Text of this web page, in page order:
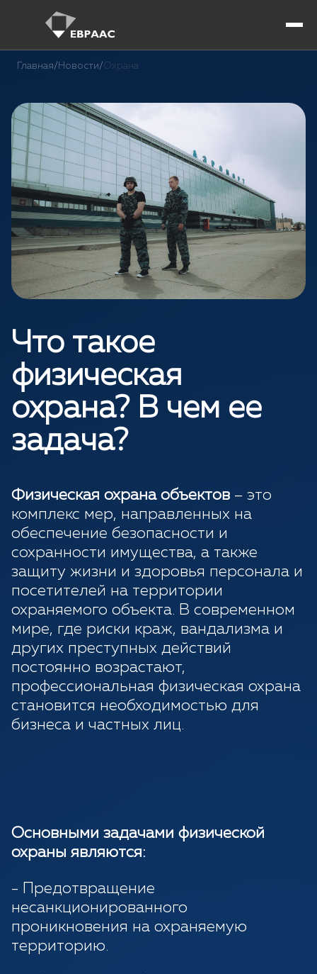
Главная/ Новости/Охрана
Что такое
физическая
охрана? В чем ее
задача?
Физическая охрана объектов – это
комплекс мер, направленных на
обеспечение безопасности и
сохранности имущества, а также
защиту жизни и здоровья персонала и
посетителей на территории
охраняемого объекта. В современном
мире, где риски краж, вандализма и
других преступных действий
постоянно возрастают,
профессиональная физическая охрана
становится необходимостью для
бизнеса и частных лиц.
Основными задачами физической
охраны являются:
- Предотвращение
несанкционированного
проникновения на охраняемую
территорию.